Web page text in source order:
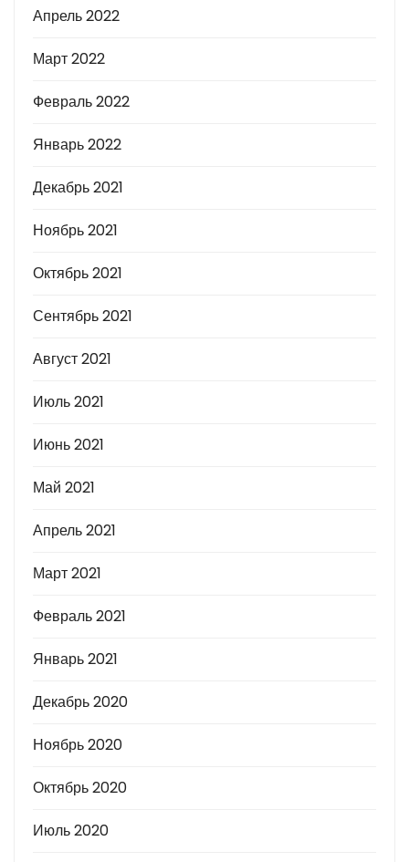
Апрель 2022
Март 2022
Февраль 2022
Январь 2022
Декабрь 2021
Ноябрь 2021
Октябрь 2021
Сентябрь 2021
Август 2021
Июль 2021
Июнь 2021
Май 2021
Апрель 2021
Март 2021
Февраль 2021
Январь 2021
Декабрь 2020
Ноябрь 2020
Октябрь 2020
Июль 2020